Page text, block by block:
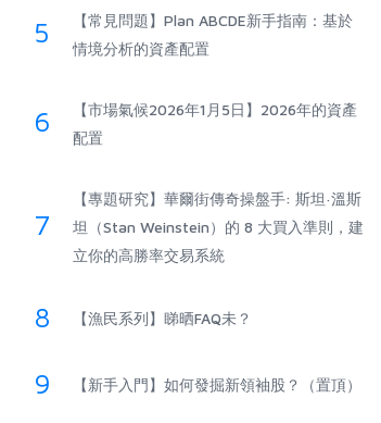
5
【常見問題】Plan ABCDE新手指南：基於
情境分析的資產配置
6
【市場氣候2026年1月5日】2026年的資產
配置
7
【專題研究】華爾街傳奇操盤手: 斯坦·溫斯
坦（Stan Weinstein）的 8 大買入準則，建
立你的高勝率交易系統
8 【漁民系列】睇晒FAQ未？
9 【新手入門】如何發掘新領袖股？（置頂）